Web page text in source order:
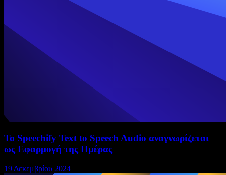
Το Speechify Text to Speech Audio αναγνωρίζεται
ως Εφαρμογή της Ημέρας
19 Δεκεμβρίου 2024